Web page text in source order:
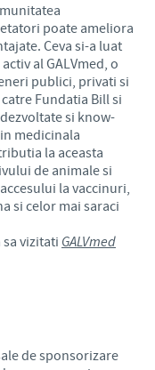
poate ameliora
Ceva si-a luat
al GALVmed, o
publici, privati si
Fundatia Bill si
si know-
medicinala
la aceasta
de animale si
la vaccinuri,
si celor mai saraci
vizitati GALVmed
de sponsorizare